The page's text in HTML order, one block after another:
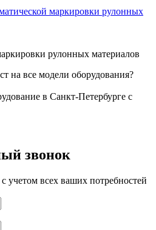
рулонных материалов
на все модели оборудования?
в Санкт-Петербурге с
звонок
учетом всех ваших потребностей